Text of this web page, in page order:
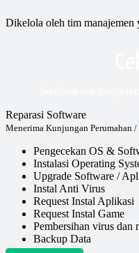
Dikelola oleh tim manajemen
Reparasi Software
Menerima Kunjungan Perumahan /
Pengecekan OS &
Instalasi Operating
Upgrade Software /
Instal Anti Virus
Request Instal Aplikasi
Request Instal Game
Pembersihan virus dan
Backup Data